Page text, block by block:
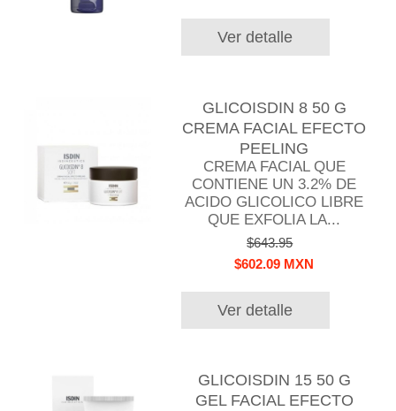
Ver detalle
GLICOISDIN 8 50 G
CREMA FACIAL EFECTO
PEELING
CREMA FACIAL QUE
CONTIENE UN 3.2% DE
ACIDO GLICOLICO LIBRE
QUE EXFOLIA LA...
$643.95
$602.09 MXN
Ver detalle
GLICOISDIN 15 50 G
GEL FACIAL EFECTO